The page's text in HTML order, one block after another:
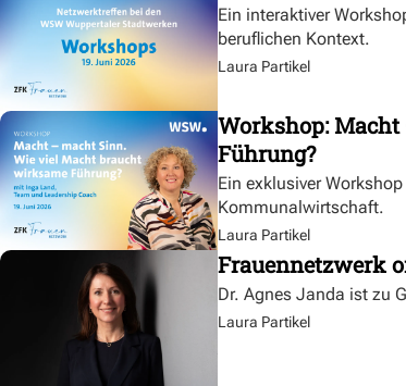
Ein interaktiver
beruflichen Kontext.
Laura Partikel
Workshop:
Führung?
Ein exklusiver
Kommunalwirtschaft.
Laura Partikel
Frauennetzwerk
Dr. Agnes Janda ist zu
Laura Partikel